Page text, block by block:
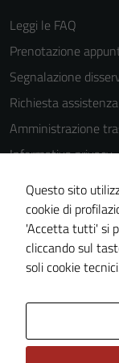
Leggi le FAQ
Prenotazione
Segnalazione
Richiesta assistenza
Amministrazione
Informativa privacy
Cookie Policy
Note legali
Dichiarazione di
Piano di
Questo sito
cookie di
'Accetta tutti' si
cliccando sul
soli cookie